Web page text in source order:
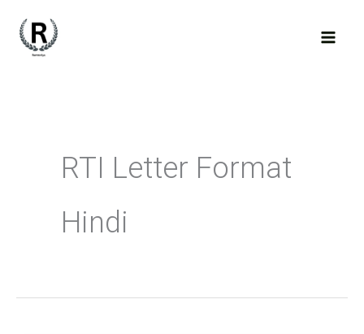
RTI Letter Format
Hindi